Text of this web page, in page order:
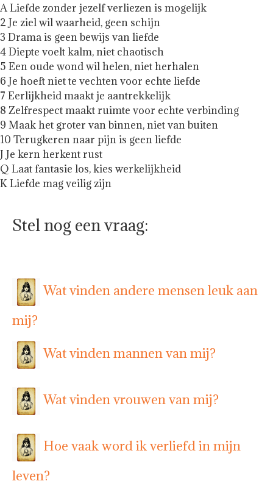
A Liefde zonder jezelf verliezen is mogelijk
2 Je ziel wil waarheid, geen schijn
3 Drama is geen bewijs van liefde
4 Diepte voelt kalm, niet chaotisch
5 Een oude wond wil helen, niet herhalen
6 Je hoeft niet te vechten voor echte liefde
7 Eerlijkheid maakt je aantrekkelijk
8 Zelfrespect maakt ruimte voor echte verbinding
9 Maak het groter van binnen, niet van buiten
10 Terugkeren naar pijn is geen liefde
J Je kern herkent rust
Q Laat fantasie los, kies werkelijkheid
K Liefde mag veilig zijn
Stel nog een vraag:
Wat vinden andere mensen leuk aan
mij?
Wat vinden mannen van mij?
Wat vinden vrouwen van mij?
Hoe vaak word ik verliefd in mijn
leven?